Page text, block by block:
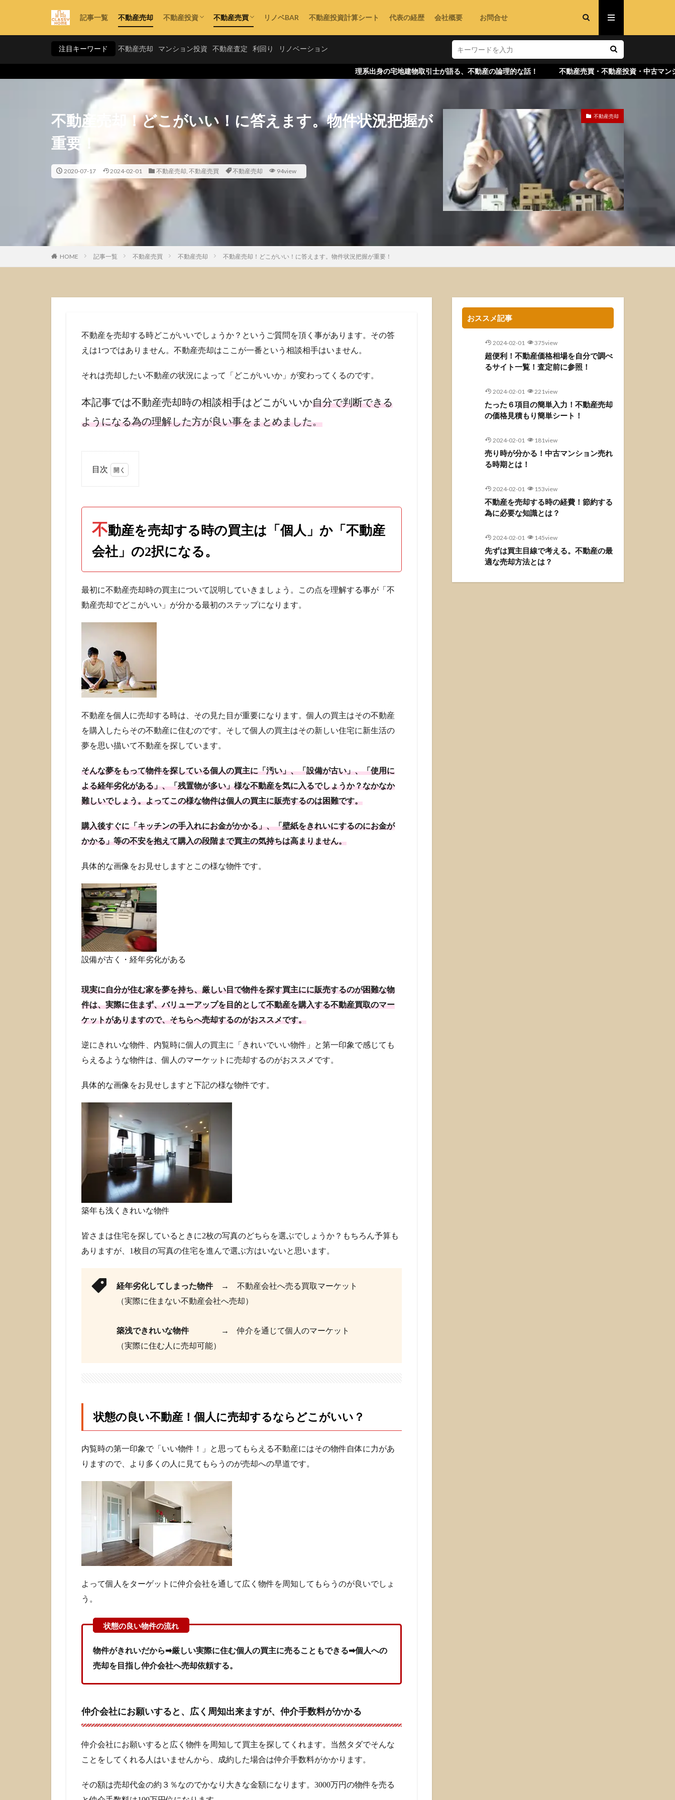
記事一覧 不動産売却 不動産投資 不動産売買 リノベBAR 不動産投資計算シート 代表の経歴 会社概要 お問合せ
注目キーワード 不動産売却 マンション投資 不動産査定 利回り リノベーション
理系出身の宅地建物取引士が語る、不動産の論理的な話！ 不動産売買・不動産投資・中古マンション・不動産査定
不動産売却！どこがいい！に答えます。物件状況把握が
重要！
2020-07-17 2024-02-01 不動産売却, 不動産売買 不動産売却 94view
不動産売却
HOME 記事一覧 不動産売買 不動産売却 不動産売却！どこがいい！に答えます。物件状況把握が重要！
不動産を売却する時どこがいいでしょうか？というご質問を頂く事があります。その答
えは1つではありません。不動産売却はここが一番という相談相手はいません。
それは売却したい不動産の状況によって「どこがいいか」が変わってくるのです。
本記事では不動産売却時の相談相手はどこがいいか自分で判断できる
ようになる為の理解した方が良い事をまとめました。
目次
産を
する
時の
買主
は
か
「不
動産
会
択に
な
る。
1.1
の良
い不
動
産！
に売
却す
るな
らど
い？
1.2
劣化
られ
る不
動産
の売
却は
どこ
がい
い？
産会
社に
直接
相談
2
取会
産売
却は
がい
の答
の状
不動産を売却する時の買主は「個人」か「不動産
会社」の2択になる。
最初に不動産売却時の買主について説明していきましょう。この点を理解する事が「不
動産売却でどこがいい」が分かる最初のステップになります。
不動産を個人に売却する時は、その見た目が重要になります。個人の買主はその不動産
を購入したらその不動産に住むのです。そして個人の買主はその新しい住宅に新生活の
夢を思い描いて不動産を探しています。
そんな夢をもって物件を探している個人の買主に「汚い」、「設備が古い」、「使用に
よる経年劣化がある」、「残置物が多い」様な不動産を気に入るでしょうか？なかなか
難しいでしょう。よってこの様な物件は個人の買主に販売するのは困難です。
購入後すぐに「キッチンの手入れにお金がかかる」、「壁紙をきれいにするのにお金が
かかる」等の不安を抱えて購入の段階まで買主の気持ちは高まりません。
具体的な画像をお見せしますとこの様な物件です。
設備が古く・経年劣化がある
現実に自分が住む家を夢を持ち、厳しい目で物件を探す買主にに販売するのが困難な物
件は、実際に住まず、バリューアップを目的として不動産を購入する不動産買取のマー
ケットがありますので、そちらへ売却するのがおススメです。
逆にきれいな物件、内覧時に個人の買主に「きれいでいい物件」と第一印象で感じても
らえるような物件は、個人のマーケットに売却するのがおススメです。
具体的な画像をお見せしますと下記の様な物件です。
築年も浅くきれいな物件
皆さまは住宅を探しているときに2枚の写真のどちらを選ぶでしょうか？もちろん予算も
ありますが、1枚目の写真の住宅を進んで選ぶ方はいないと思います。
経年劣化してしまった物件→ 不動産会社へ売る買取マーケット
（実際に住まない不動産会社へ売却）
築浅できれいな物件→ 仲介を通じて個人のマーケット
（実際に住む人に売却可能）
状態の良い不動産！個人に売却するならどこがいい？
内覧時の第一印象で「いい物件！」と思ってもらえる不動産にはその物件自体に力があ
りますので、より多くの人に見てもらうのが売却への早道です。
よって個人をターゲットに仲介会社を通して広く物件を周知してもらうのが良いでしょ
う。
物件がきれいだから➡厳しい実際に住む個人の買主に売ることもできる➡個人への
売却を目指し仲介会社へ売却依頼する。
仲介会社にお願いすると、広く周知出来ますが、仲介手数料がかかる
仲介会社にお願いすると広く物件を周知して買主を探してくれます。当然タダでそんな
ことをしてくれる人はいませんから、成約した場合は仲介手数料がかかります。
その額は売却代金の約３％なのでかなり大きな金額になります。3000万円の物件を売る
おススメ記事
2024-02-01 375view
超便利！不動産価格相場を自分で調べ
るサイト一覧！査定前に参照！
2024-02-01 221view
たった６項目の簡単入力！不動産売却
の価格見積もり簡単シート！
2024-02-01 181view
売り時が分かる！中古マンション売れ
る時期とは！
2024-02-01 153view
不動産を売却する時の経費！節約する
為に必要な知識とは？
2024-02-01 145view
先ずは買主目線で考える。不動産の最
適な売却方法とは？